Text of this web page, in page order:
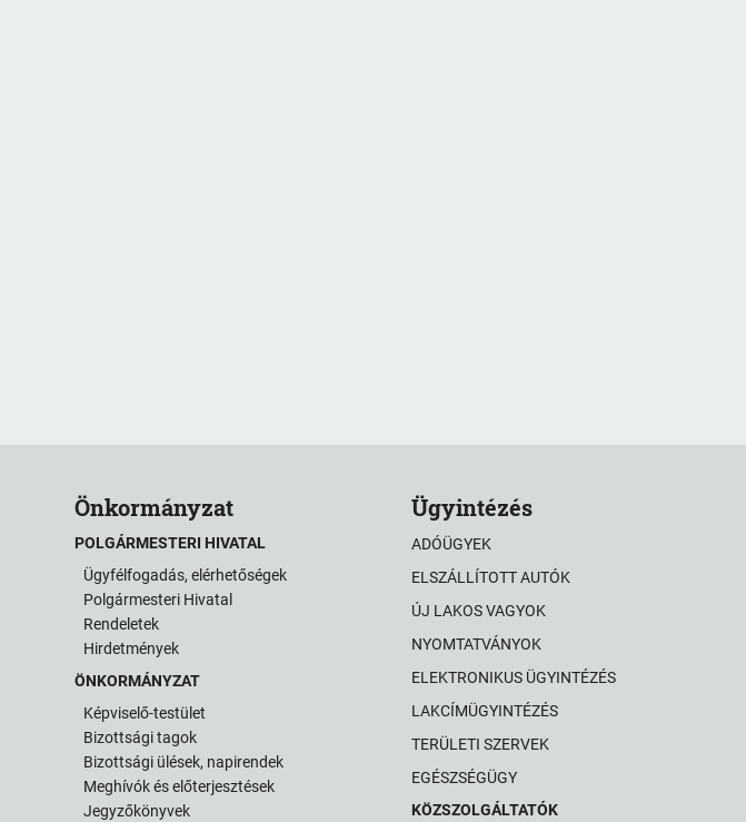
Önkormányzat
POLGÁRMESTERI HIVATAL
Ügyfélfogadás, elérhetőségek
Polgármesteri Hivatal
Rendeletek
Hirdetmények
ÖNKORMÁNYZAT
Képviselő-testület
Bizottsági tagok
Bizottsági ülések, napirendek
Meghívók és előterjesztések
Jegyzőkönyvek
Ügyintézés
ADÓÜGYEK
ELSZÁLLÍTOTT AUTÓK
ÚJ LAKOS VAGYOK
NYOMTATVÁNYOK
ELEKTRONIKUS ÜGYINTÉZÉS
LAKCÍMÜGYINTÉZÉS
TERÜLETI SZERVEK
EGÉSZSÉGÜGY
KÖZSZOLGÁLTATÓK